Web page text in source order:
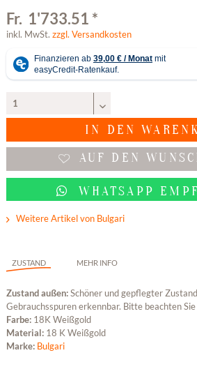
Fr. 1'733.51 *
inkl. MwSt. zzgl. Versandkosten
IN DEN
AUF DEN
WHATSAPP
Weitere Artikel von Bulgari
ZUSTAND MEHR INFO
Zustand außen:Schöner und gepflegter
Gebrauchsspuren erkennbar. Bitte beachten Sie
Farbe: 18K Weißgold
Material: 18 K Weißgold
Marke: Bulgari